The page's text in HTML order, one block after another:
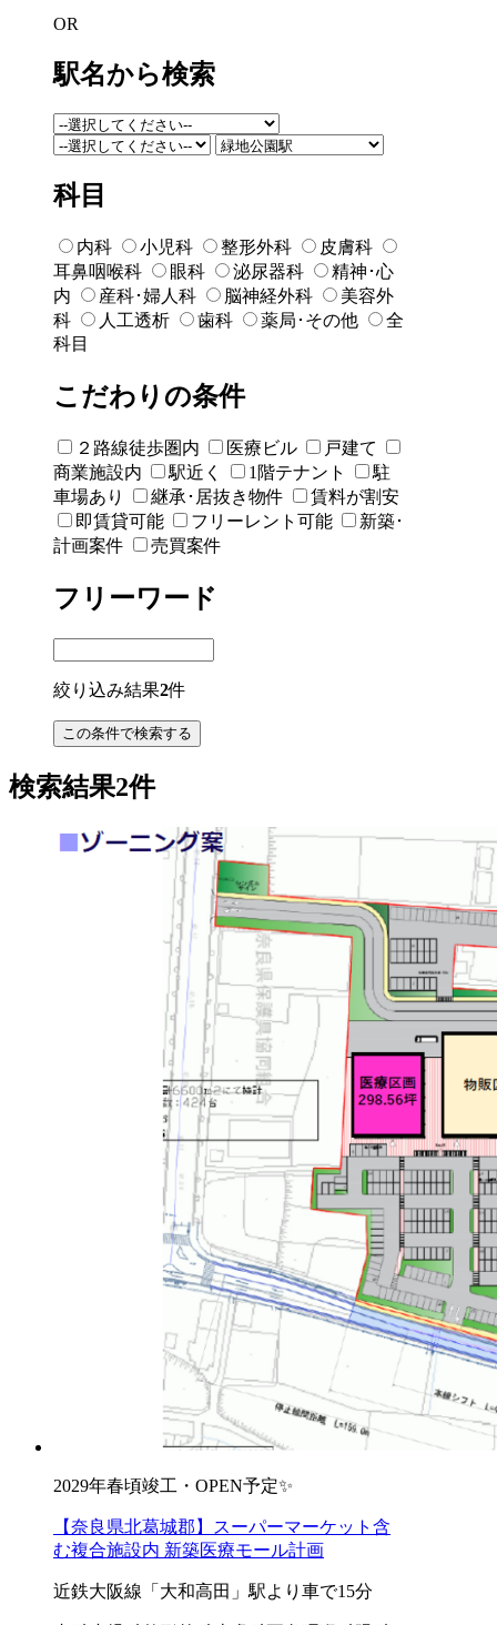
OR
駅名から検索
科目
内科 小児科 整形外科
皮膚科
耳鼻咽喉科
眼科 泌尿器科
精神･心
内
産科･婦人科 脳神経外科
美容外
科
人工透析 歯科 薬局･その他
全
科目
こだわりの条件
２路線徒歩圏内 医療ビル
戸建て
商業施設内
駅近く 1階テナント
駐
車場あり
継承･居抜き物件
賃料が割安
即賃貸可能
フリーレント可能
新築･
計画案件
売買案件
フリーワード
絞り込み結果2件
検索結果2件
2029年春頃竣工・OPEN予定✨
【奈良県北葛城郡】スーパーマーケット含
む複合施設内 新築医療モール計画
近鉄大阪線「大和高田」駅より車で15分